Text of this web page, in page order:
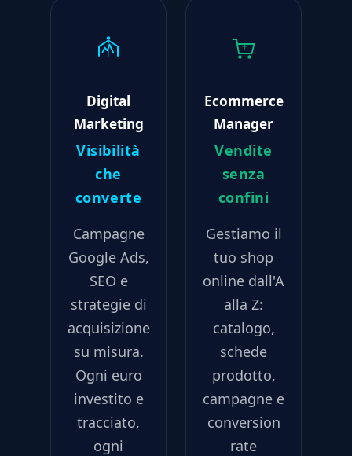
Digital
Marketing
Visibilità
che
converte
Campagne
Google Ads,
SEO e
strategie di
acquisizione
su misura.
Ogni euro
investito e
tracciato,
ogni
Ecommerce
Manager
Vendite
senza
confini
Gestiamo il
tuo shop
online dall'A
alla Z:
catalogo,
schede
prodotto,
campagne e
conversion
rate